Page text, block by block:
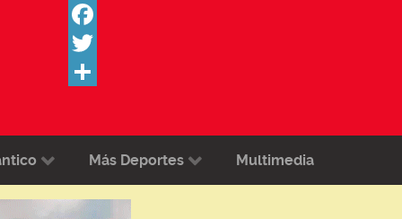
Facebook
Twitter
Más Deportes Multimedia